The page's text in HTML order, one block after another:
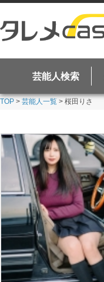
芸能人検索
TOP > 芸能人一覧 > 桜田りさ